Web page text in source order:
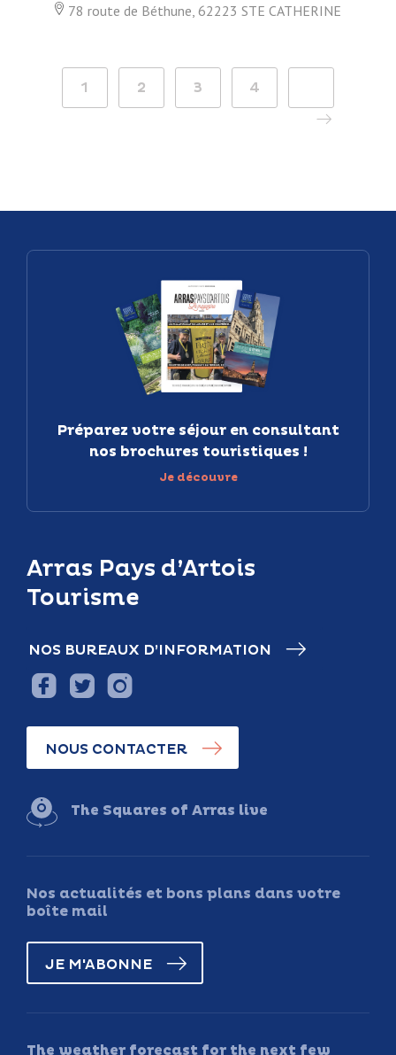
78 route de Béthune, 62223 STE CATHERINE
1 2 3 4
Arras Pays d’Artois
Tourisme
NOS BUREAUX D’INFORMATION
NOUS CONTACTER
The Squares of Arras live
Nos actualités et bons plans dans votre
boîte mail
JE M'ABONNE
The weather forecast for the next few
Préparez votre séjour en consultant
nos brochures touristiques !
Je découvre